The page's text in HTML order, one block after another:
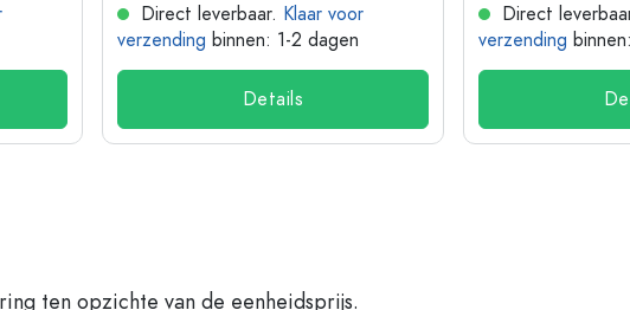
Direct leverbaar. Klaar voor
verzending binnen: 1-2 dagen
Details
Direct
verzending
ten opzichte van de eenheidsprijs.